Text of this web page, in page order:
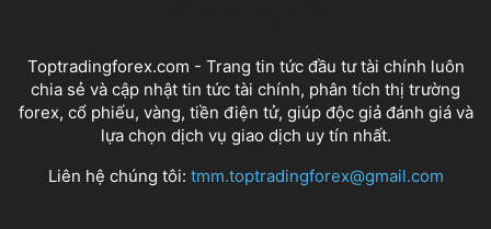
Toptradingforex.com - Trang tin tức đầu tư tài chính luôn
chia sẻ và cập nhật tin tức tài chính, phân tích thị trường
forex, cổ phiếu, vàng, tiền điện tử, giúp độc giả đánh giá và
lựa chọn dịch vụ giao dịch uy tín nhất.
Liên hệ chúng tôi: tmm.toptradingforex@gmail.com